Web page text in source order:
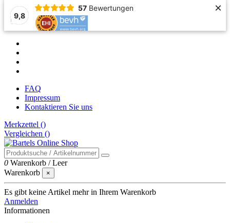
9,8
57 Bewertungen ×
FAQ
Impressum
Kontaktieren Sie uns
Merkzettel ()
Vergleichen ()
0 Warenkorb /Leer
Warenkorb
×
Es gibt keine Artikel mehr in Ihrem Warenkorb
Anmelden
Informationen